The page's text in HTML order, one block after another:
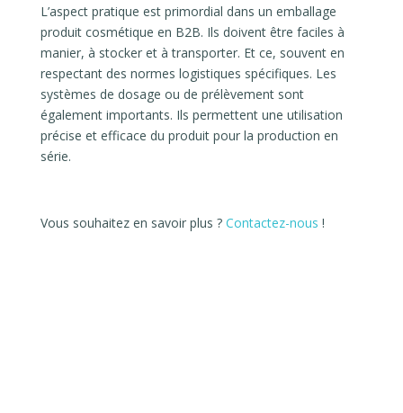
L’aspect pratique est primordial dans un emballage
produit cosmétique en B2B. Ils doivent être faciles à
manier, à stocker et à transporter. Et ce, souvent en
respectant des normes logistiques spécifiques. Les
systèmes de dosage ou de prélèvement sont
également importants. Ils permettent une utilisation
précise et efficace du produit pour la production en
série.
Vous souhaitez en savoir plus ? Contactez-nous !